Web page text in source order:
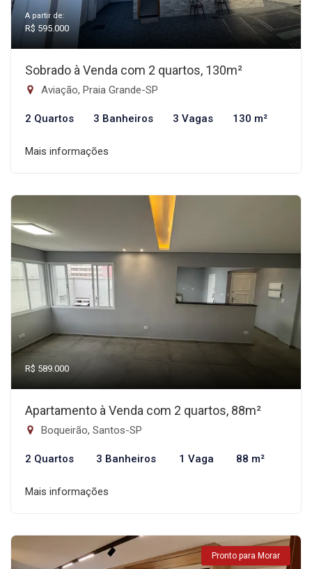
A partir de:
R$ 595.000
Sobrado à Venda com 2 quartos, 130m²
Aviação, Praia Grande-SP
2 Quartos 3 Banheiros 3 Vagas 130 m²
Mais informações
R$ 589.000
Apartamento à Venda com 2 quartos, 88m²
Boqueirão, Santos-SP
2 Quartos 3 Banheiros 1 Vaga 88 m²
Mais informações
Pronto para Morar